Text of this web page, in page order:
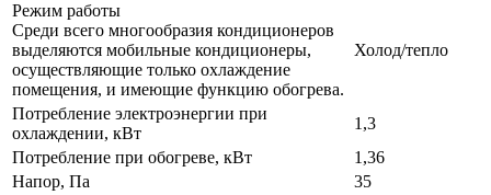
Режим работы
Среди всего многообразия кондиционеров
выделяются мобильные кондиционеры,
осуществляющие только охлаждение
помещения, и имеющие функцию обогрева.
Холод/тепло
Потребление электроэнергии при
охлаждении, кВт
1,3
Потребление при обогреве, кВт
1,36
Напор, Па
35